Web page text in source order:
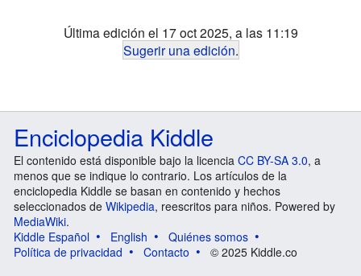
Última edición el 17 oct 2025, a las 11:19
Sugerir una edición.
Enciclopedia Kiddle
El contenido está disponible bajo la licencia CC BY-SA 3.0, a
menos que se indique lo contrario. Los artículos de la
enciclopedia Kiddle se basan en contenido y hechos
seleccionados de Wikipedia, reescritos para niños. Powered by
MediaWiki.
Kiddle Español
English
Quiénes somos
Política de privacidad
Contacto © 2025 Kiddle.co